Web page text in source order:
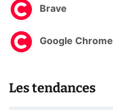
Brave
Google Chrome
Les tendances